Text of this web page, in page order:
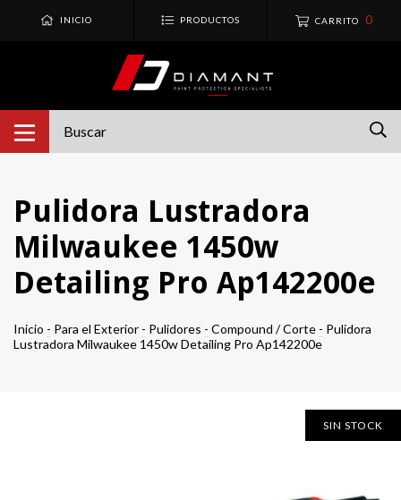
INICIO PRODUCTOS CARRITO 0
Pulidora Lustradora
Milwaukee 1450w
Detailing Pro Ap142200e
Inicio - Para el Exterior - Pulidores - Compound / Corte - Pulidora
Lustradora Milwaukee 1450w Detailing Pro Ap142200e
SIN STOCK